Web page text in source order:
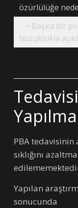
özürlülüğe
• Başka bir
bozuklukla
PBA tedavisinin
sıklığını
Yapılan
sonucunda